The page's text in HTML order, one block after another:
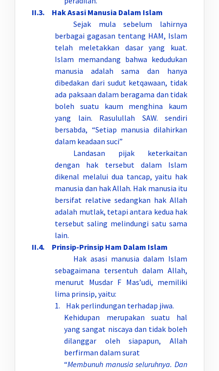
II.3. Hak Asasi Manusia Dalam Islam
Sejak mula sebelum lahirnya
berbagai gagasan tentang HAM, Islam
telah meletakkan dasar yang kuat.
Islam memandang bahwa kedudukan
manusia adalah sama dan hanya
dibedakan dari sudut ketqawaan, tidak
ada paksaan dalam beragama dan tidak
boleh suatu kaum menghina kaum
yang lain. Rasulullah SAW. sendiri
bersabda, “Setiap manusia dilahirkan
dalam keadaan suci”
Landasan pijak keterkaitan
dengan hak tersebut dalam Islam
dikenal melalui dua tancap, yaitu hak
manusia dan hak Allah. Hak manusia itu
bersifat relative sedangkan hak Allah
adalah mutlak, tetapi antara kedua hak
tersebut saling melindungi satu sama
lain.
II.4. Prinsip-Prinsip Ham Dalam Islam
Hak asasi manusia dalam Islam
sebagaimana tersentuh dalam Allah,
menurut Musdar F Mas’udi, memiliki
lima prinsip, yaitu:
1. Hak perlindungan terhadap jiwa.
Kehidupan merupakan suatu hal
yang sangat niscaya dan tidak boleh
dilanggar oleh siapapun, Allah
berfirman dalam surat
“Membunuh manusia seluruhnya. Dan